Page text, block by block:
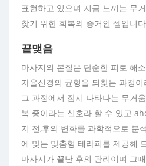
표현하고 있으며 지금 느끼는 무
찾기 위한 회복의 증거인 셈입니
끝맺음
마사지의 본질은 단순한 피로 해
자율신경의 균형을 되찾는 과정
그 과정에서 잠시 나타나는 무거
복 중이라는 신호라 할 수 있고
지 전,후의 변화를 과학적으로 분
에 맞는 맞춤형 테라피를 제공해
마사지가 끝난 후의 관리이며 그